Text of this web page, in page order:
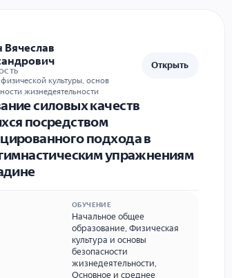
Вячеслав
физической культуры, основ
жизнедеятельности
Открыть
силовых качеств
посредством
подхода в
упражнениям
ОБУЧЕНИЕ
Начальное общее
образование Физическая
культура и основы
безопасности
жизнедеятельности
Основное и среднее